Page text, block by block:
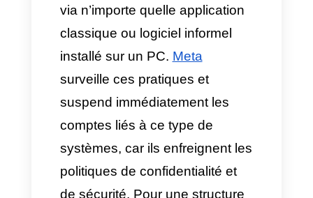
du machine learning.
Cependant, il est nécessaire
de lui attribuer des bases qui
lui indiquentcomment et quoi
répondre. Cet assistant virtuel
ne dépend pas de variables
prédéfinies et n’oblige pas